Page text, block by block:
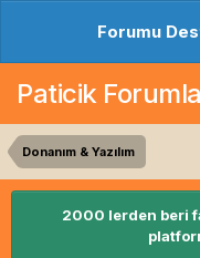
Forumu
Paticik
Donanım & Yazılım
2000 lerden beri